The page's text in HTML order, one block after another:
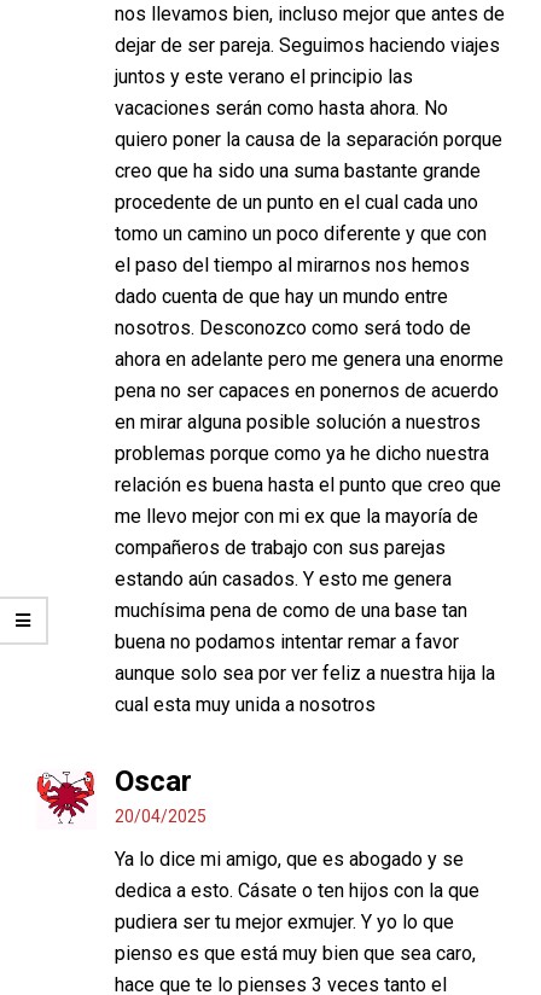
nos llevamos bien, incluso mejor que antes de
dejar de ser pareja. Seguimos haciendo viajes
juntos y este verano el principio las
vacaciones serán como hasta ahora. No
quiero poner la causa de la separación porque
creo que ha sido una suma bastante grande
procedente de un punto en el cual cada uno
tomo un camino un poco diferente y que con
el paso del tiempo al mirarnos nos hemos
dado cuenta de que hay un mundo entre
nosotros. Desconozco como será todo de
ahora en adelante pero me genera una enorme
pena no ser capaces en ponernos de acuerdo
en mirar alguna posible solución a nuestros
problemas porque como ya he dicho nuestra
relación es buena hasta el punto que creo que
me llevo mejor con mi ex que la mayoría de
compañeros de trabajo con sus parejas
estando aún casados. Y esto me genera
muchísima pena de como de una base tan
buena no podamos intentar remar a favor
aunque solo sea por ver feliz a nuestra hija la
cual esta muy unida a nosotros
Oscar
20/04/2025
Ya lo dice mi amigo, que es abogado y se
dedica a esto. Cásate o ten hijos con la que
pudiera ser tu mejor exmujer. Y yo lo que
pienso es que está muy bien que sea caro,
hace que te lo pienses 3 veces tanto el